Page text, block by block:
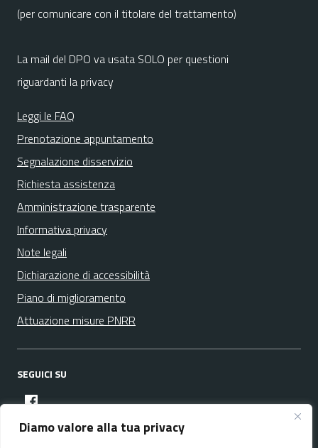
Diamo valore alla tua privacy
(per comunicare con il titolare del trattamento)
La mail del DPO va usata SOLO per questioni
riguardanti la privacy
Leggi le FAQ
Prenotazione appuntamento
Segnalazione disservizio
Richiesta assistenza
Amministrazione trasparente
Informativa privacy
Note legali
Dichiarazione di accessibilità
Piano di miglioramento
Attuazione misure PNRR
SEGUICI SU
facebook